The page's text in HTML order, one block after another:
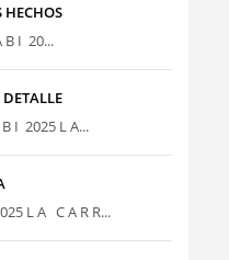
B I 20...
I 2025 L A...
L A C A R R...